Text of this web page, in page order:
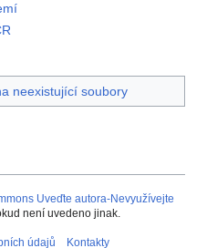
neexistující soubory
Uveďte autora-Nevyužívejte
není uvedeno jinak.
údajů Kontakty